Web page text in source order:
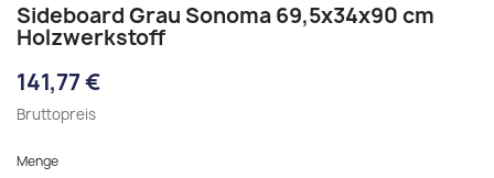
Sideboard Grau Sonoma 69,5x34x90 cm
Holzwerkstoff
141,77 €
Bruttopreis
Menge